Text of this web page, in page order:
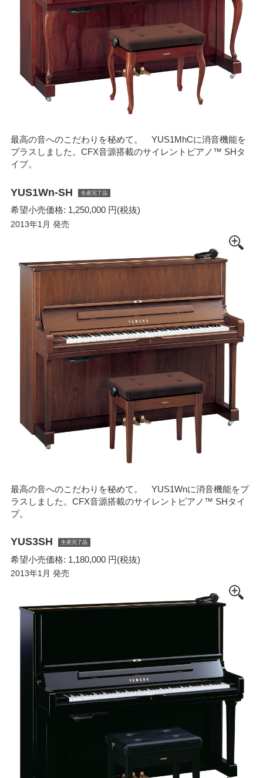
最高の音へのこだわりを秘めて。 YUS1MhCに消音機能を
プラスしました。CFX音源搭載のサイレントピアノ™ SHタ
イプ。
YUS1Wn-SH 生産完了品
希望小売価格: 1,250,000 円(税抜)
2013年1月 発売
最高の音へのこだわりを秘めて。 YUS1Wnに消音機能をプ
ラスしました。CFX音源搭載のサイレントピアノ™ SHタイ
プ。
YUS3SH 生産完了品
希望小売価格: 1,180,000 円(税抜)
2013年1月 発売